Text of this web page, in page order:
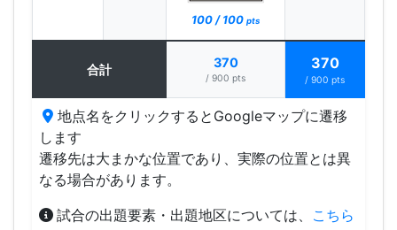
100 / 100 pts
合計 370
/ 900 pts
370
/ 900 pts
地点名をクリックするとGoogleマップに遷移
します
遷移先は大まかな位置であり、実際の位置とは異
なる場合があります。
試合の出題要素・出題地区については、 こちら